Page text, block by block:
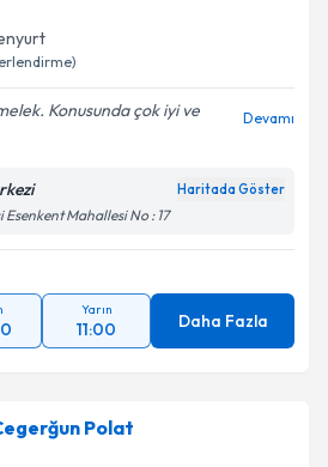
Konusunda çok iyi ve
Devamı
Haritada Göster
Mahallesi No : 17
Yarın
11:00 Daha Fazla
Polat